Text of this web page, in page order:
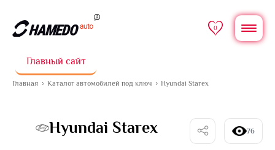
0
Главный сайт
Главная Каталог автомобилей под ключ Hyundai Starex
Hyundai Starex 76